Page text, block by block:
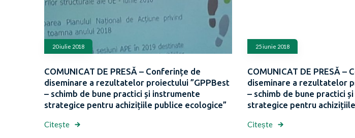
20 iulie 2018
COMUNICAT DE PRESĂ – Conferințe de
diseminare a rezultatelor proiectului ”GPPBest
– schimb de bune practici și instrumente
strategice pentru achizițiile publice ecologice”
Citește
25 iunie 2018
COMUNICAT DE PRESĂ –
diseminare a rezultatelor
– schimb de bune practici
strategice pentru
Citește